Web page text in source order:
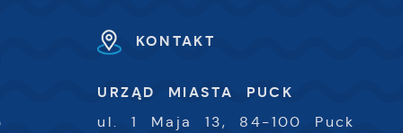
KONTAKT
URZĄD MIASTA PUCK
ul. 1 Maja 13, 84-100 Puck